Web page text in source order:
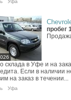
Уфа
пробег
склада в Уфе и на
Если в наличии
на заказ в течении...
Уфа